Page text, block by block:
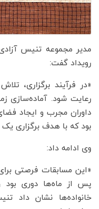
مدیر مجموعه تنیس
رویداد گفت:
«در فرآیند برگزاری،
رعایت شود. آماده‌سازی
داوران مجرب و ایجاد
بود که با هدف برگزاری
وی ادامه داد:
«این مسابقات فرصتی
پس از ماه‌ها دوری
خانواده‌ها نشان داد